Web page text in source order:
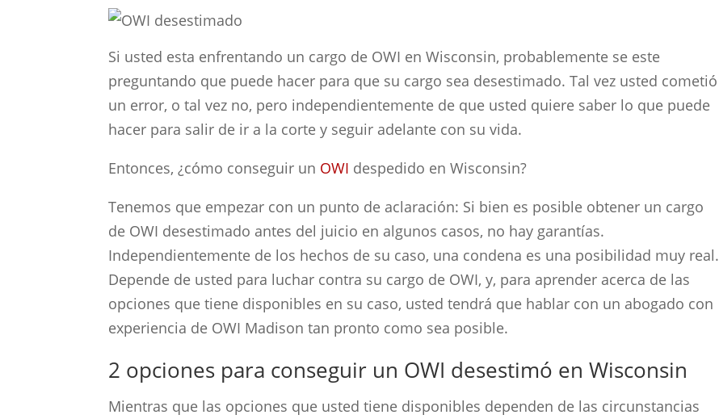
Si usted esta enfrentando un cargo de OWI en Wisconsin, probablemente se este
preguntando que puede hacer para que su cargo sea desestimado. Tal vez usted cometió
un error, o tal vez no, pero independientemente de que usted quiere saber lo que puede
hacer para salir de ir a la corte y seguir adelante con su vida.
Entonces, ¿cómo conseguir un OWI despedido en Wisconsin?
Tenemos que empezar con un punto de aclaración: Si bien es posible obtener un cargo
de OWI desestimado antes del juicio en algunos casos, no hay garantías.
Independientemente de los hechos de su caso, una condena es una posibilidad muy real.
Depende de usted para luchar contra su cargo de OWI, y, para aprender acerca de las
opciones que tiene disponibles en su caso, usted tendrá que hablar con un abogado con
experiencia de OWI Madison tan pronto como sea posible.
2 opciones para conseguir un OWI desestimó en Wisconsin
Mientras que las opciones que usted tiene disponibles dependen de las circunstancias